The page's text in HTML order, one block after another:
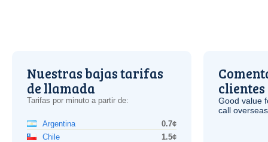
Nuestras bajas tarifas
de llamada
Tarifas por minuto a partir de:
Argentina
0.7¢
Chile
1.5¢
clientes
Good value
call